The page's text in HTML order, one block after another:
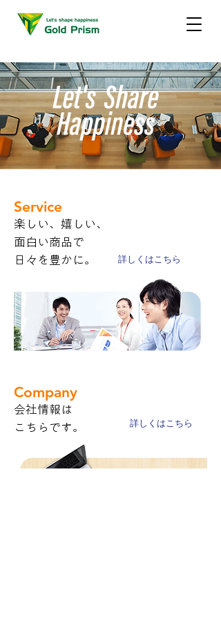
Service
楽しい、嬉しい、​
面白い商品で
日々を豊かに。
詳しくはこちら
Company
会社情報は
​こちらです。
詳しくはこちら